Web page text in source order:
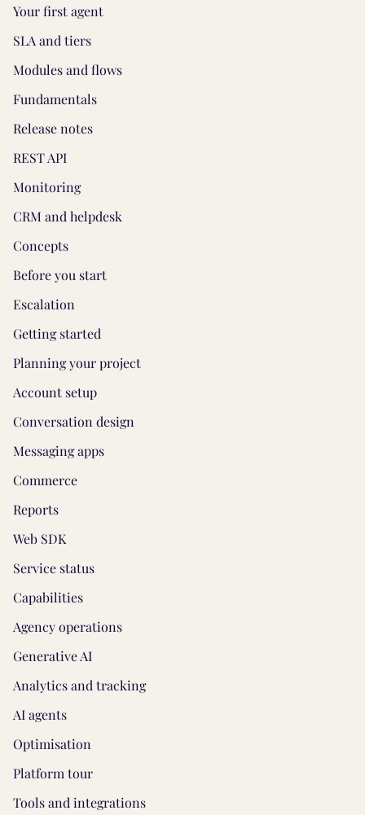
Your first agent
SLA and tiers
Modules and flows
Fundamentals
Release notes
REST API
Monitoring
CRM and helpdesk
Concepts
Before you start
Escalation
Getting started
Planning your project
Account setup
Conversation design
Messaging apps
Commerce
Reports
Web SDK
Service status
Capabilities
Agency operations
Generative AI
Analytics and tracking
AI agents
Optimisation
Platform tour
Tools and integrations